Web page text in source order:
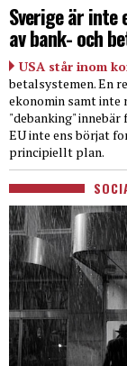
Sverige är
av bank- och
USA står inom
betalsystemen. En
ekonomin samt
"debanking"
EU inte ens börjat
principiellt plan.